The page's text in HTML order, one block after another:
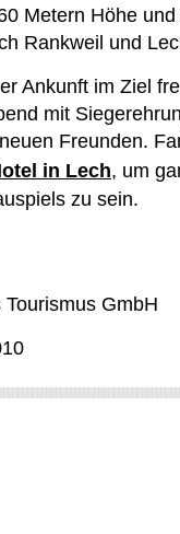
Metern Höhe
Rankweil und
Ankunft im Ziel
mit
Freunden.
in Lech, um
zu sein.
GmbH